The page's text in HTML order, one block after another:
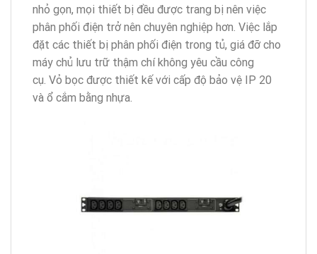
nhỏ gọn, mọi thiết bị đều được trang bị nên việc
phân phối điện trở nên chuyên nghiệp hơn. Việc lắp
đặt các thiết bị phân phối điện trong tủ, giá đỡ cho
máy chủ lưu trữ thậm chí không yêu cầu công
cụ. Vỏ bọc được thiết kế với cấp độ bảo vệ IP 20
và ổ cắm bằng nhựa.